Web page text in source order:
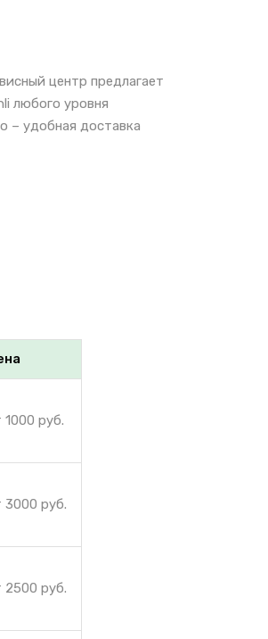
центр предлагает
любого уровня
– удобная доставка
1000 руб.
3000 руб.
2500 руб.